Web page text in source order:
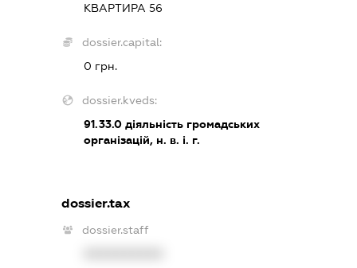
КВАРТИРА 56
dossier.capital:
0 грн.
dossier.kveds:
91.33.0діяльність громадських
організацій, н. в. і. г.
dossier.tax
dossier.staff